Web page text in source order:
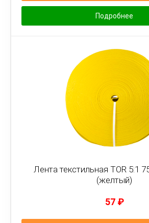
Подробнее
Лента текстильная TOR 5:1
(желтый)
57 ₽